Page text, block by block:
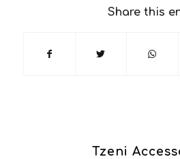
Share this
Tzeni